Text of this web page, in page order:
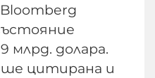
млрд. долара.
цитирана и